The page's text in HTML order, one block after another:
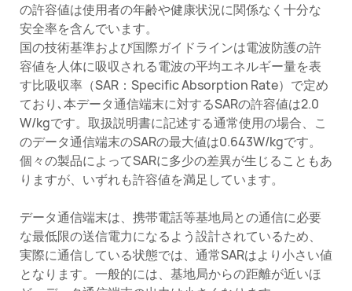
の許容値は使用者の年齢や健康状況に関係なく十分な
安全率を含んでいます。
国の技術基準および国際ガイドラインは電波防護の許
容値を人体に吸収される電波の平均エネルギー量を表
す比吸収率（SAR：Specific Absorption Rate）で定め
ており､本データ通信端末に対するSARの許容値は2.0
W/kgです。取扱説明書に記述する通常使用の場合、こ
のデータ通信端末のSARの最大値は0.643W/kgです。
個々の製品によってSARに多少の差異が生じることもあ
りますが、いずれも許容値を満足しています。
データ通信端末は、携帯電話等基地局との通信に必要
な最低限の送信電力になるよう設計されているため、
実際に通信している状態では、通常SARはより小さい値
となります。一般的には、基地局からの距離が近いほ